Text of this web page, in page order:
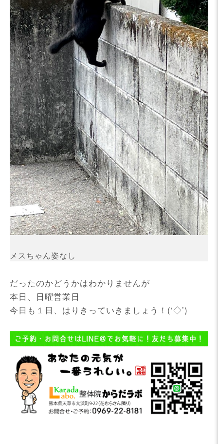
メスちゃん姿なし
だったのかどうかはわかりませんが
本日、日曜営業日
今日も１日、はりきっていきましょう！(‘◇’)ゞ